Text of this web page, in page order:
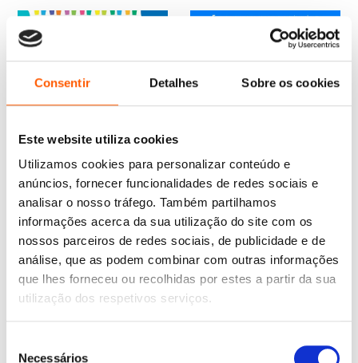
Consentir Detalhes Sobre os cookies
Este website utiliza cookies
Utilizamos cookies para personalizar conteúdo e
anúncios, fornecer funcionalidades de redes sociais e
analisar o nosso tráfego. Também partilhamos
informações acerca da sua utilização do site com os
nossos parceiros de redes sociais, de publicidade e de
análise, que as podem combinar com outras informações
que lhes forneceu ou recolhidas por estes a partir da sua
utilização dos respetivos serviços.
Necessários
11,95€ O
preço
original
era:
11,95 €.
10,75€O
preço
atual
é:
10,75 €.
Prepara-te para a Escola!
Números
Elizabeth Golding
8,85€O
preço
original
era:
8,85 €.
7,96€O
preço
atual
é:
7,96 €.
Aprendo Divertidamente:
Descobre o Intruso
Elizabeth Golding